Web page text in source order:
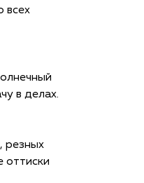
всех
в делах.
резных
оттиски